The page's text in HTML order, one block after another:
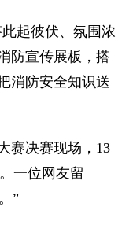
起彼伏、氛围浓
防宣传展板，搭
消防安全知识送
赛决赛现场，13
一位网友留
”